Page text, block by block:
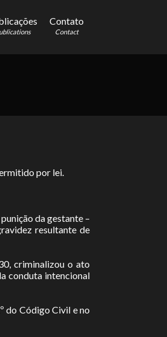
Contato
Contact
por lei.
da gestante –
resultante de
criminalizou o ato
conduta intencional
do Código Civil e no